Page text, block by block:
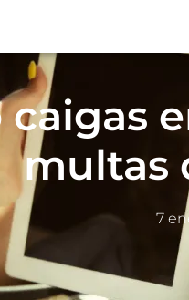
caigas
multas
7